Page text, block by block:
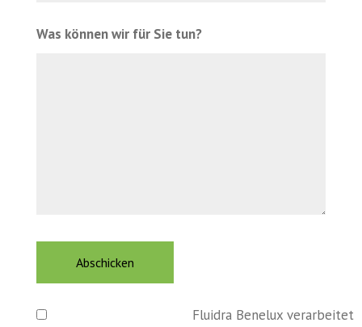
Was können wir für Sie tun?
Fluidra Benelux verarbeitet